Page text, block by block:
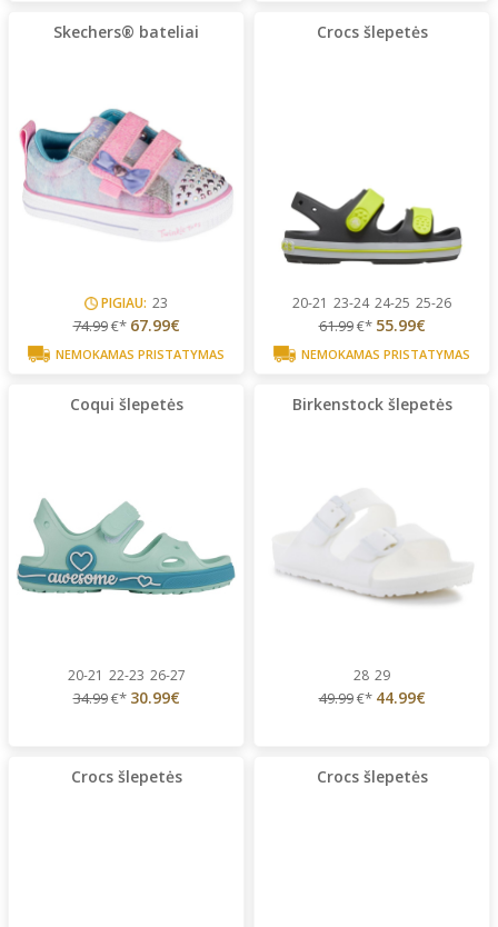
Skechers® bateliai
PIGIAU: 23
74.99€* 67.99€
NEMOKAMAS PRISTATYMAS
Crocs šlepetės
20-21 23-24 24-25 25-26
61.99€* 55.99€
NEMOKAMAS PRISTATYMAS
Coqui šlepetės
20-21 22-23 26-27
34.99€* 30.99€
Birkenstock šlepetės
28 29
49.99€* 44.99€
Crocs šlepetės Crocs šlepetės